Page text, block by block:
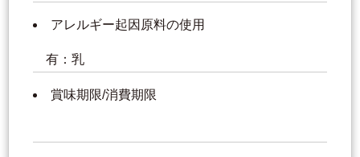
アレルギー起因原料の使用
有：乳
賞味期限/消費期限